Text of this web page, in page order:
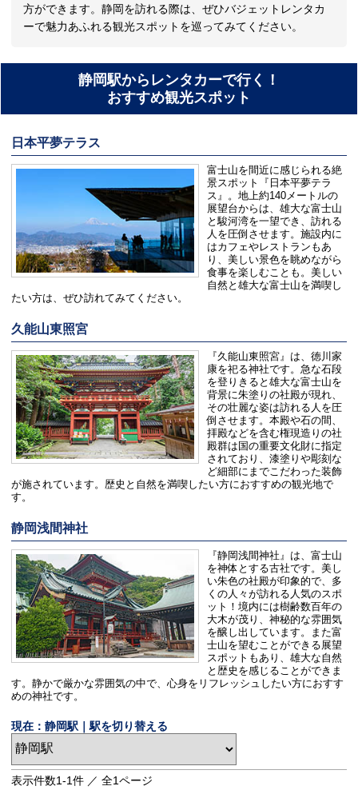
方ができます。静岡を訪れる際は、ぜひバジェットレンタカ
ーで魅力あふれる観光スポットを巡ってみてください。
静岡駅からレンタカーで行く！
おすすめ観光スポット
日本平夢テラス
富士山を間近に感じられる絶
景スポット『日本平夢テラ
ス』。地上約140メートルの
展望台からは、雄大な富士山
と駿河湾を一望でき、訪れる
人を圧倒させます。施設内に
はカフェやレストランもあ
り、美しい景色を眺めながら
食事を楽しむことも。美しい
自然と雄大な富士山を満喫し
たい方は、ぜひ訪れてみてください。
久能山東照宮
『久能山東照宮』は、徳川家
康を祀る神社です。急な石段
を登りきると雄大な富士山を
背景に朱塗りの社殿が現れ、
その壮麗な姿は訪れる人を圧
倒させます。本殿や石の間、
拝殿などを含む権現造りの社
殿群は国の重要文化財に指定
されており、漆塗りや彫刻な
ど細部にまでこだわった装飾
が施されています。歴史と自然を満喫したい方におすすめの観光地で
す。
静岡浅間神社
『静岡浅間神社』は、富士山
を神体とする古社です。美し
い朱色の社殿が印象的で、多
くの人々が訪れる人気のスポ
ット！境内には樹齢数百年の
大木が茂り、神秘的な雰囲気
を醸し出しています。また富
士山を望むことができる展望
スポットもあり、雄大な自然
と歴史を感じることができま
す。静かで厳かな雰囲気の中で、心身をリフレッシュしたい方におすす
めの神社です。
現在：静岡駅｜駅を切り替える
表示件数1-1件 ／ 全1ページ